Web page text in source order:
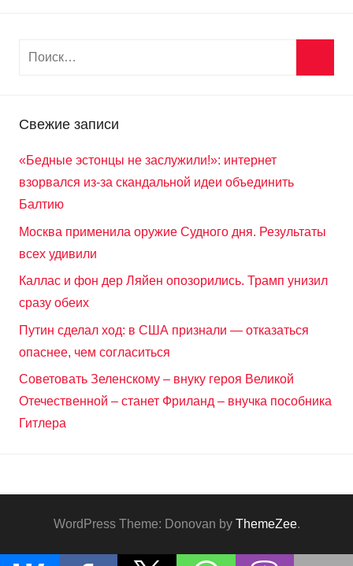
Свежие записи
«Бедные эстонцы не заслужили!»: интернет
взорвался из-за скандальной идеи объединить
Балтию
Москва применила оружие Судного дня. Результаты
всех удивили
Каллас и фон дер Ляйен опозорились. Трамп унизил
сразу обеих
Путин сделал ход: в США признали — отказаться
опаснее, чем согласиться
Советовать Зеленскому – внуку героя Великой
Отечественной – станет Фриланд – внучка пособника
Гитлера
WordPress Theme: Donovan by ThemeZee.